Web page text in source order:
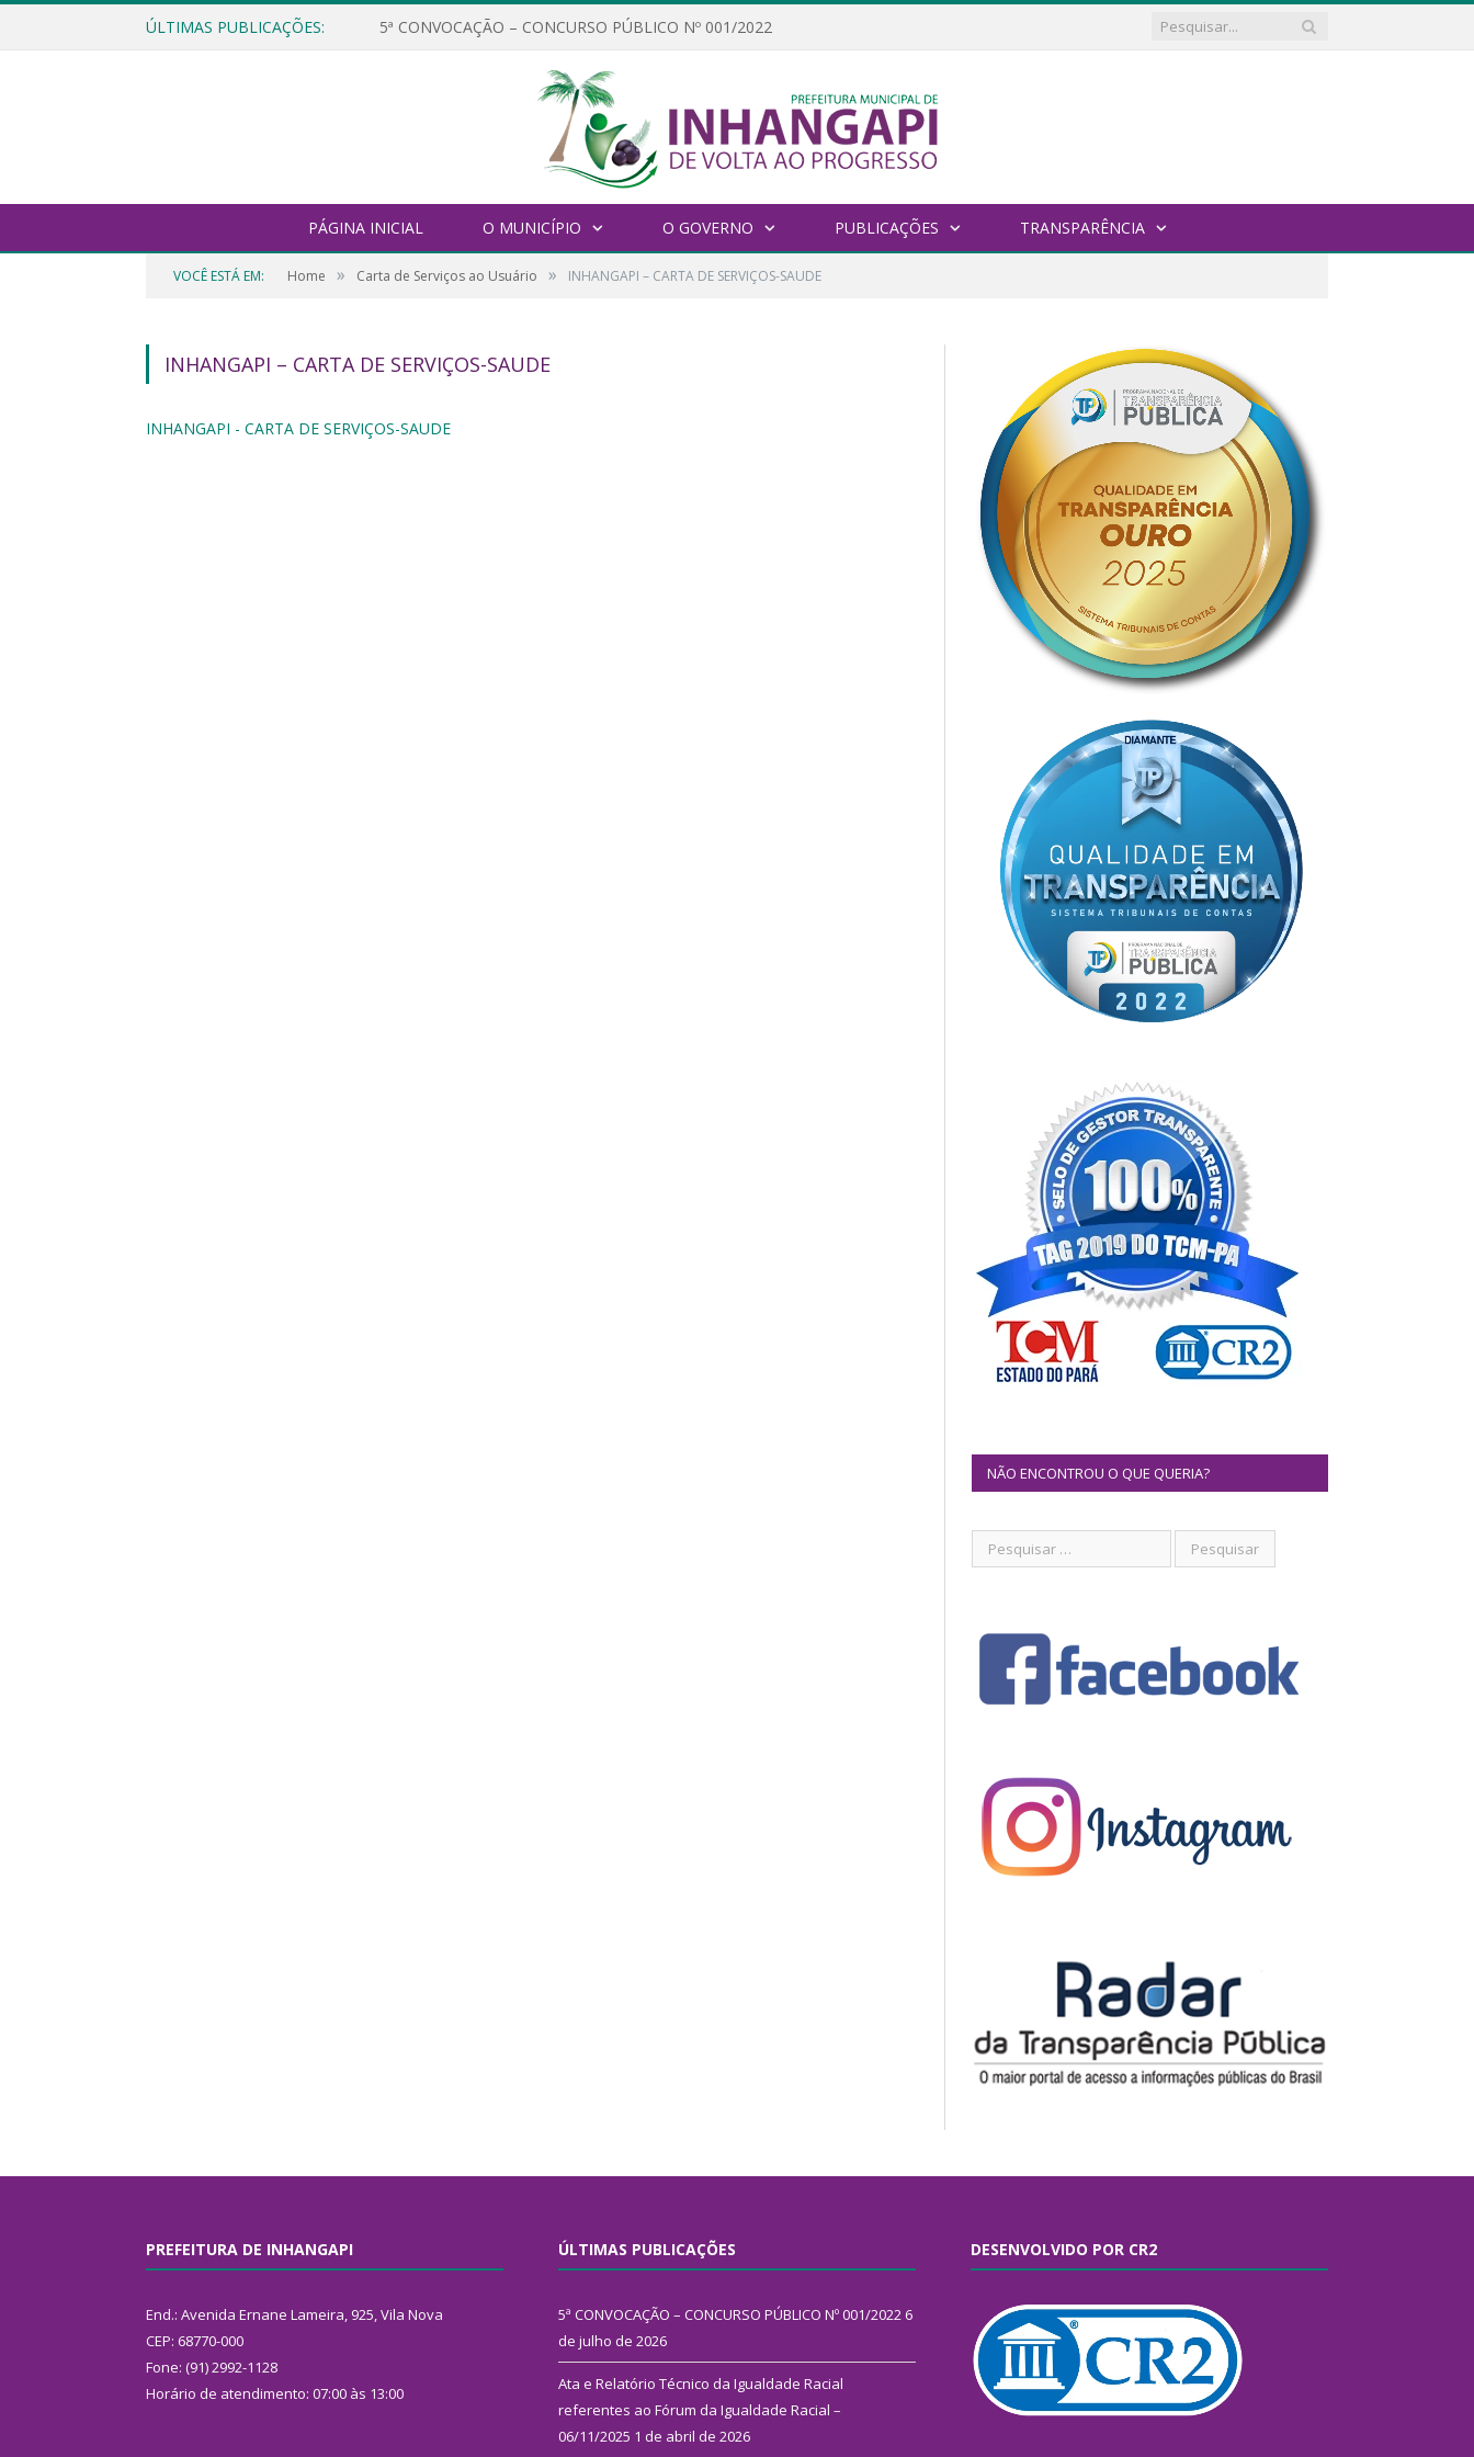
ÚLTIMAS PUBLICAÇÕES: 5ª CONVOCAÇÃO – CONCURSO PÚBLICO Nº 001/2022
PÁGINA INICIAL O MUNICÍPIO O GOVERNO PUBLICAÇÕES TRANSPARÊNCIA
VOCÊ ESTÁ EM: Home » Carta de Serviços ao Usuário » INHANGAPI – CARTA DE SERVIÇOS-SAUDE
INHANGAPI – CARTA DE SERVIÇOS-SAUDE
INHANGAPI - CARTA DE SERVIÇOS-SAUDE
NÃO ENCONTROU O QUE QUERIA?
PREFEITURA DE INHANGAPI
End.: Avenida Ernane Lameira, 925, Vila Nova
CEP: 68770-000
Fone: (91) 2992-1128
Horário de atendimento: 07:00 às 13:00
ÚLTIMAS PUBLICAÇÕES
5ª CONVOCAÇÃO – CONCURSO PÚBLICO Nº 001/2022 6
de julho de 2026
Ata e Relatório Técnico da Igualdade Racial
referentes ao Fórum da Igualdade Racial –
06/11/2025 1 de abril de 2026
DESENVOLVIDO POR CR2